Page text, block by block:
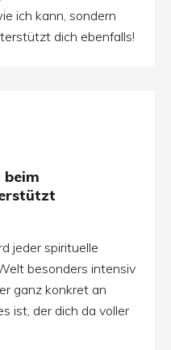
ich kann, sondern
dich ebenfalls!
beim
jeder spirituelle
besonders intensiv
ganz konkret an
ist, der dich da voller